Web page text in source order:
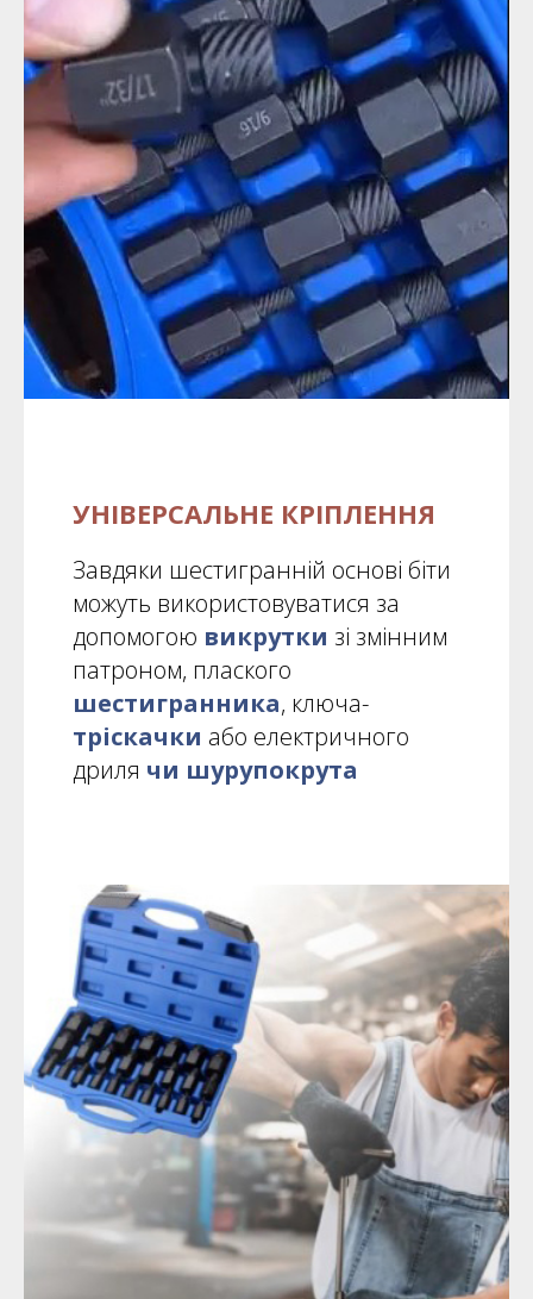
УНІВЕРСАЛЬНЕ КРІПЛЕННЯ
Завдяки шестигранній основі біти
можуть використовуватися за
допомогою викрутки зі змінним
патроном, плаского
шестигранника, ключа-
тріскачки або електричного
дриля чи шурупокрута